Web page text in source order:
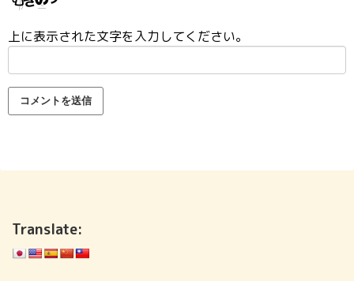
上に表示された文字を入力してください。
Translate: